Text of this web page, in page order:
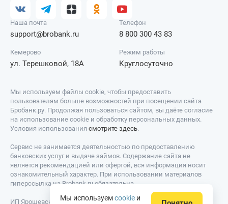
Наша почта
support@brobank.ru
Телефон
8 800 300 43 83
Кемерово
ул. Терешковой, 18А
Режим работы
Круглосуточно
Мы используем файлы cookie, чтобы предоставить
пользователям больше возможностей при посещении сайта
Бробанк.ру. Продолжая пользоваться сайтом, вы даёте согласие
на использование cookie и обработку персональных данных.
Условия использования смотрите здесь.
Сервис не занимается деятельностью по предоставлению
банковских услуг и выдаче займов. Содержание сайта не
является рекомендацией или офертой, вся информация носит
ознакомительный характер. При использовании материалов
гиперссылка на Brobank.ru обязательна.
ИП Ярошевский Д.И. ИНН: 423082922740. ОГРНИП:
Мы используемcookie и